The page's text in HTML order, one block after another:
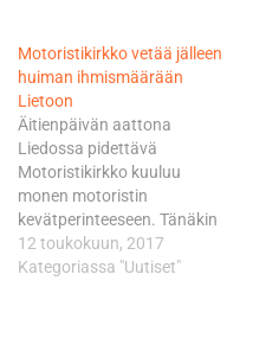
Motoristikirkko vetää jälleen
huiman ihmismäärään
Lietoon
Äitienpäivän aattona
Liedossa pidettävä
Motoristikirkko kuuluu
monen motoristin
kevätperinteeseen. Tänäkin
vuonna messuun
kokoonnutaan Liedon kirkon
12 toukokuun, 2017
Kategoriassa "Uutiset"